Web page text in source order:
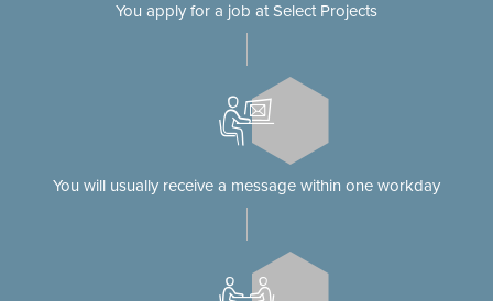
You apply for a job at Select Projects
You will usually receive a message within one workday